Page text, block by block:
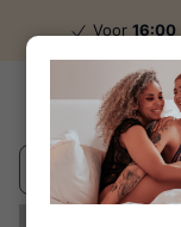
Voor 16:00
Wat zoek je?